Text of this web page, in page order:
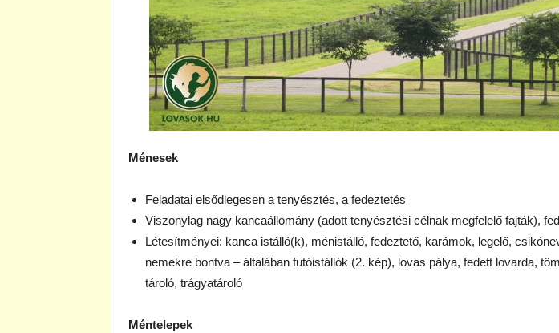
Ménesek
Feladatai elsődlegesen a tenyésztés, a fedeztetés
Viszonylag nagy kancaállomány (adott tenyésztési célnak megfelelő fajták),
Létesítményei: kanca istálló(k), ménistálló, fedeztető, karámok, legelő,
nemekre bontva – általában futóistállók (2. kép), lovas pálya, fedett lovarda,
tároló, trágyatároló
Méntelepek